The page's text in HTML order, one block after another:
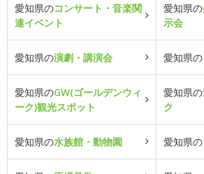
愛知県のコンサート・音楽関
連イベント
愛知県の
示会
愛知県の演劇・講演会 愛知県の
愛知県のGW(ゴールデンウィ
ーク)観光スポット
愛知県の
ク
愛知県の水族館・動物園 愛知県の